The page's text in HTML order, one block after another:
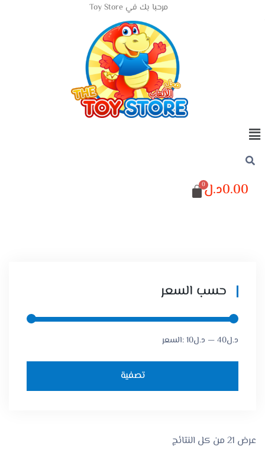
مرحبا بك في Toy Store
0.00د.ل
حسب السعر
تصفية
السعر: 10د.ل — 40د.ل
عرض ⁦21⁩ من كل النتائج